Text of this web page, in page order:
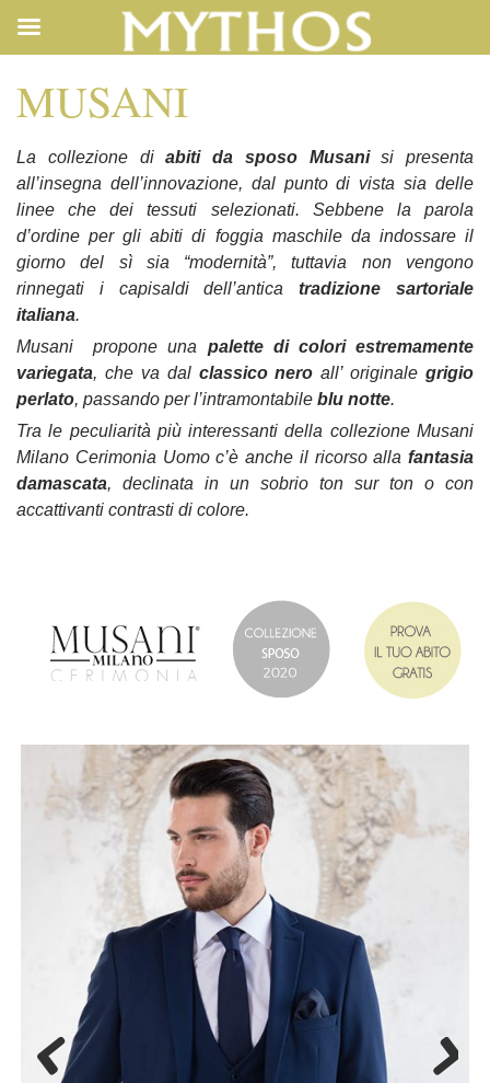
ABITI DA SPOSO
MUSANI
La collezione diabiti da sposo Musanisi presenta
all’insegna dell’innovazione, dal punto di vista sia delle
linee che dei tessuti selezionati. Sebbene la parola
d’ordine per gli abiti di foggia maschile da indossare il
giorno del sì sia “modernità”, tuttavia non vengono
rinnegati i capisaldi dell’anticatradizione sartoriale
italiana.
Musani propone una palette di colori estremamente
variegata, che va dal classico nero all’ originale grigio
perlato, passando per l’intramontabile blu notte.
Tra le peculiarità più interessanti della collezione Musani
Milano Cerimonia Uomo c’è anche il ricorso alla fantasia
damascata, declinata in un sobrio ton sur ton o con
accattivanti contrasti di colore.